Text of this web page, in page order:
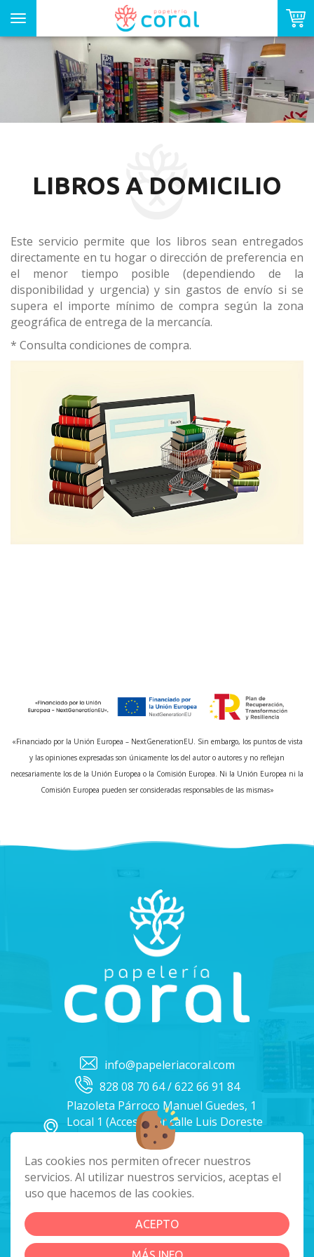
Las cookies nos permiten ofrecer nuestros
servicios. Al utilizar nuestros servicios, aceptas el
uso que hacemos de las cookies.
ACEPTO
Toggle
navigation
LIBROS A DOMICILIO
Este servicio permite que los libros sean entregados
directamente en tu hogar o dirección de preferencia en
el menor tiempo posible (dependiendo de la
disponibilidad y urgencia) y sin gastos de envío si se
supera el importe mínimo de compra según la zona
geográfica de entrega de la mercancía.
* Consulta condiciones de compra.
«Financiado por la Unión Europea – NextGenerationEU. Sin embargo, los puntos de vista
y las opiniones expresadas son únicamente los del autor o autores y no reflejan
necesariamente los de la Unión Europea o la Comisión Europea. Ni la Unión Europea ni la
Comisión Europea pueden ser consideradas responsables de las mismas»
info@papeleriacoral.com
828 08 70 64 / 622 66 91 84
Plazoleta Párroco Manuel Guedes, 1
Local 1 (Acceso por calle Luis Doreste
Silva), 35004, Las Palmas de Gran
Canaria
Lunes a Viernes: 9:00 a 13:30, 16:30 a
20:00 Sábados: 10:00 a 14:00
Aviso Legal|Política de Privacidad